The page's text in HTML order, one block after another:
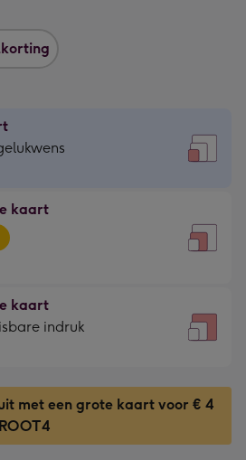
kaart
kaart
indruk
met een grote kaart voor € 4